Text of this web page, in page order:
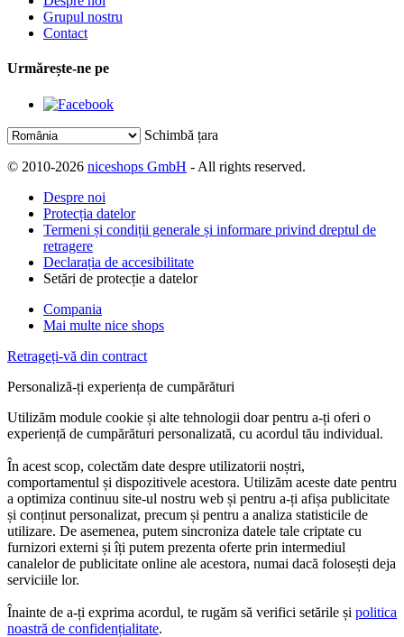
Grupul nostru
Contact
Urmărește-ne pe
Schimbă țara
© 2010-2026 niceshops GmbH - All rights reserved.
Despre noi
Protecția datelor
Termeni și condiții generale și informare privind dreptul de
retragere
Declarația de accesibilitate
Setări de protecție a datelor
Compania
Mai multe nice shops
Retrageți-vă din contract
Personaliză-ți experiența de cumpărături
Utilizăm module cookie și alte tehnologii doar pentru a-ți oferi o
experiență de cumpărături personalizată, cu acordul tău individual.
În acest scop, colectăm date despre utilizatorii noștri,
comportamentul și dispozitivele acestora. Utilizăm aceste date pentru
a optimiza continuu site-ul nostru web și pentru a-ți afișa publicitate
și conținut personalizat, precum și pentru a analiza statisticile de
utilizare. De asemenea, putem sincroniza datele tale criptate cu
furnizori externi și îți putem prezenta oferte prin intermediul
canalelor de publicitate online ale acestora, numai dacă folosești deja
serviciile lor.
Înainte de a-ți exprima acordul, te rugăm să verifici setările și politica
noastră de confidențialitate.